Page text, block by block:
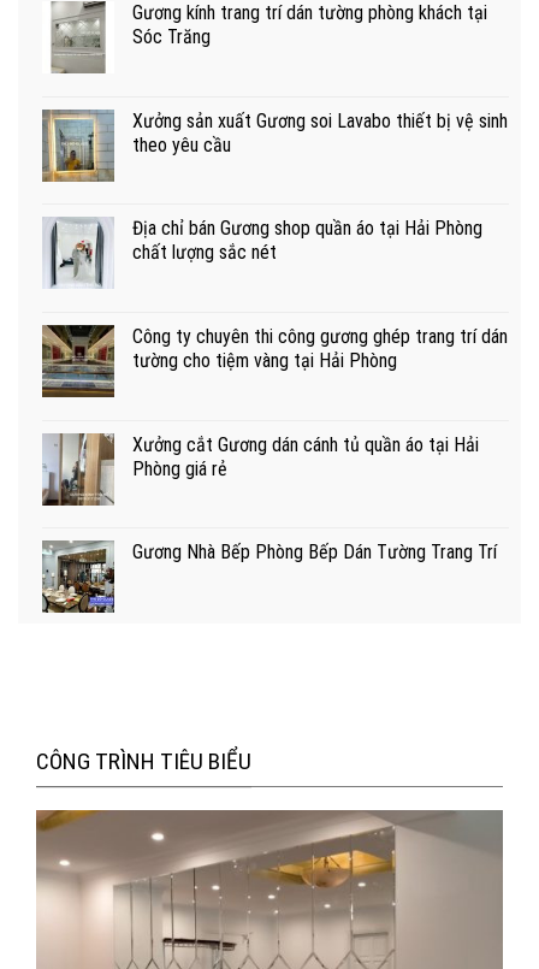
Gương kính trang trí dán tường phòng khách tại
Sóc Trăng
Xưởng sản xuất Gương soi Lavabo thiết bị vệ sinh
theo yêu cầu
Địa chỉ bán Gương shop quần áo tại Hải Phòng
chất lượng sắc nét
Công ty chuyên thi công gương ghép trang trí dán
tường cho tiệm vàng tại Hải Phòng
Xưởng cắt Gương dán cánh tủ quần áo tại Hải
Phòng giá rẻ
Gương Nhà Bếp Phòng Bếp Dán Tường Trang Trí
CÔNG TRÌNH TIÊU BIỂU